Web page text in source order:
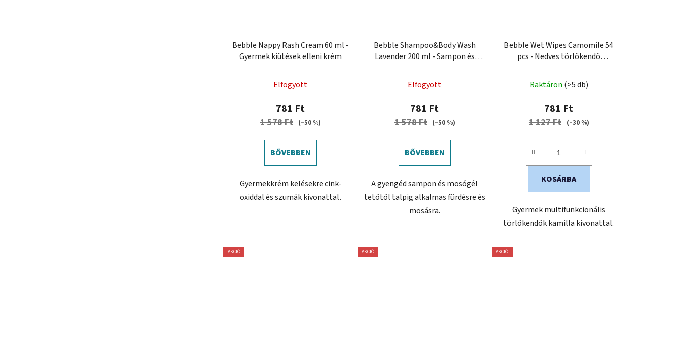
Bebble Nappy Rash Cream 60 ml -
Gyermek kiütések elleni krém
Elfogyott
781 Ft
1 578 Ft (–50 %)
BŐVEBBEN
Gyermekkrém kelésekre cink-
oxiddal és szumák kivonattal.
Bebble Shampoo&Body Wash
Lavender 200 ml - Sampon és
Elfogyott
781 Ft
1 578 Ft (–50 %)
BŐVEBBEN
A gyengéd sampon és mosógél
tetőtől talpig alkalmas fürdésre és
mosásra.
Bebble Wet Wipes Camomile 54
pcs - Nedves törlőkendő
Raktáron (>5 db)
781 Ft
1 127 Ft (–30 %)
KOSÁRBA
Gyermek multifunkcionális
törlőkendők kamilla kivonattal.
AKCIÓ AKCIÓ AKCIÓ